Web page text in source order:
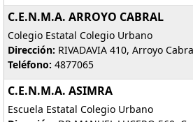
C.E.N.M.A. ARROYO CABRAL
Colegio Estatal Colegio Urbano
Dirección: RIVADAVIA 410, Arroyo
Teléfono: 4877065
C.E.N.M.A. ASIMRA
Escuela Estatal Colegio Urbano